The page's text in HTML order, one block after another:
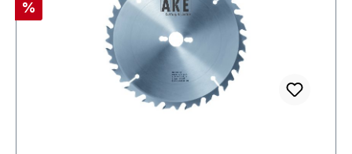
Rabatt
%